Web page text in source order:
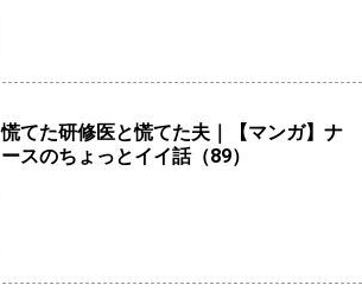
慌てた研修医と慌てた夫｜【マンガ】ナ
ースのちょっとイイ話（89）